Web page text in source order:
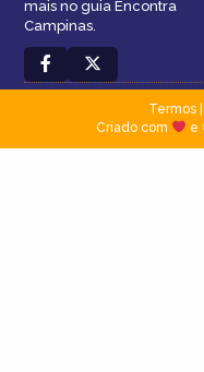
mais no guia Encontra
Campinas.
Termos|
Criado com
e